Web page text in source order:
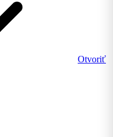
Otvoriť